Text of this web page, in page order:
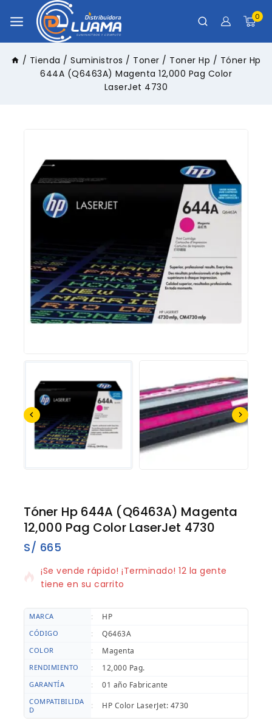
0
/ Tienda / Suministros / Toner / Toner Hp / Tóner Hp
644A (Q6463A) Magenta 12,000 Pag Color
LaserJet 4730
Tóner Hp 644A (Q6463A) Magenta
12,000 Pag Color LaserJet 4730
S/ 665
19 productos vendidos en los últimos 6 horas
¡Se vende rápido! ¡Terminado! 12 la gente
tiene en su carrito
MARCA : HP
CÓDIGO : Q6463A
COLOR : Magenta
RENDIMIENTO : 12,000 Pag.
GARANTÍA : 01 año Fabricante
COMPATIBILIDA
D
: HP Color LaserJet: 4730